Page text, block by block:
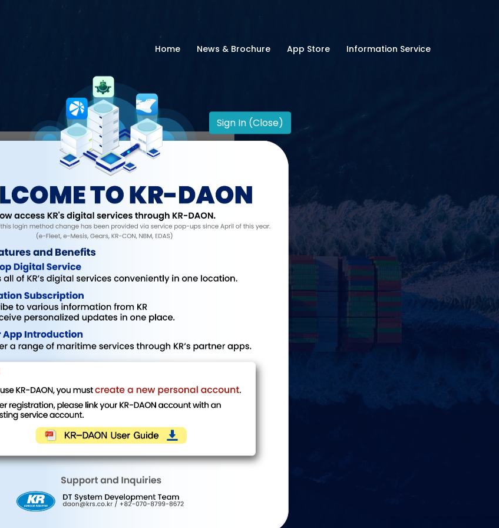
Home News & Brochure App Store Information Service
Sign In (Close)
계속하려면 계정에 로그인하세요.
비밀번호
ID 저장
로그인
계정이 없으신가요? 계정 생성